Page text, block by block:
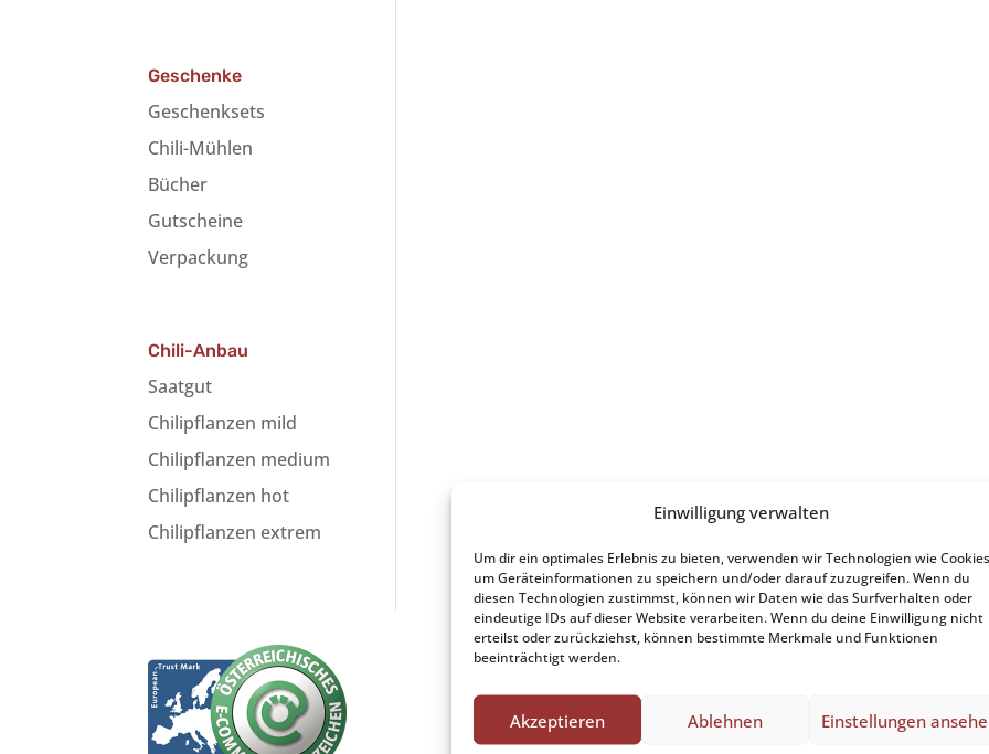
Einwilligung verwalten
Um dir ein optimales Erlebnis zu bieten, verwenden wir Technologien wie
um Geräteinformationen zu speichern und/oder darauf zuzugreifen. Wenn du
diesen Technologien zustimmst, können wir Daten wie das Surfverhalten oder
eindeutige IDs auf dieser Website verarbeiten. Wenn du deine Einwilligung nicht
erteilst oder zurückziehst, können bestimmte Merkmale und Funktionen
beeinträchtigt werden.
Akzeptieren Ablehnen Einstellungen
Geschenke
Geschenksets
Chili-Mühlen
Bücher
Gutscheine
Verpackung
Chili-Anbau
Saatgut
Chilipflanzen mild
Chilipflanzen medium
Chilipflanzen hot
Chilipflanzen extrem